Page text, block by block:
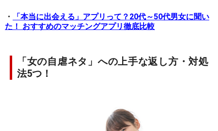
・
「本当に出会える」アプリって？20代～50代男女に聞い
た！ おすすめのマッチングアプリ徹底比較
「女の自虐ネタ」への上手な返し方・対処
法5つ！